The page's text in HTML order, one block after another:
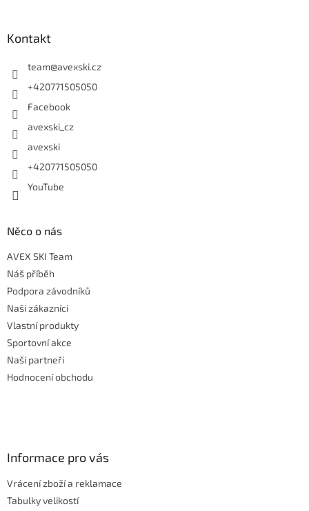
Kontakt
team@avexski.cz
+420771505050
Facebook
avexski_cz
avexski
+420771505050
YouTube
Něco o nás
AVEX SKI Team
Náš příběh
Podpora závodníků
Naši zákazníci
Vlastní produkty
Sportovní akce
Naši partneři
Hodnocení obchodu
Informace pro vás
Vrácení zboží a reklamace
Tabulky velikostí